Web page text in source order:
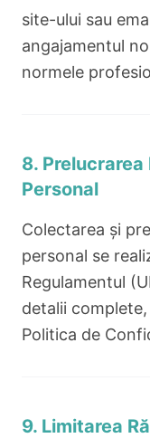
site-ului sau
angajamentul
normele
8.
Personal
Colectarea și
personal se
Regulamentul
detalii
Politica de
9. Limitarea